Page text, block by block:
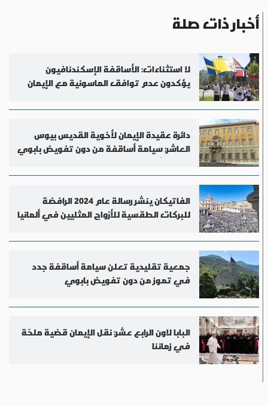
أخبار ذات صلة
لا استثناءات: الأساقفة الإسكندنافيون
يؤكدون عدم توافق الماسونية مع الإيمان
دائرة عقيدة الإيمان لأخوية القديس بيوس
العاشر: سيامة أساقفة من دون تفويض بابوي
عمل انشقاقي
الفاتيكان ينشر رسالة عام 2024 الرافضة
للبركات الطقسية للأزواج المثليين في ألمانيا
جمعية تقليدية تعلن سيامة أساقفة جدد
في تموز من دون تفويض بابوي
البابا لاون الرابع عشر: نقل الإيمان قضية ملحّة
في زماننا